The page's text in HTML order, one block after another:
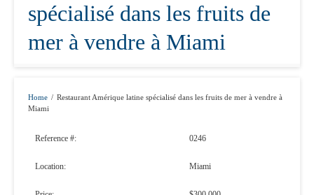
spécialisé dans les fruits de
mer à vendre à Miami
Home / Restaurant Amérique latine spécialisé dans les fruits de mer à vendre à
Miami
Reference #: 0246
Location: Miami